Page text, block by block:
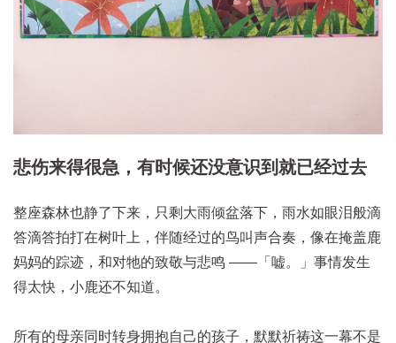
悲伤来得很急，有时候还没意识到就已经过去
整座森林也静了下来，只剩大雨倾盆落下，雨水如眼泪般滴
答滴答拍打在树叶上，伴随经过的鸟叫声合奏，像在掩盖鹿
妈妈的踪迹，和对牠的致敬与悲鸣 ——「嘘。」事情发生
得太快，小鹿还不知道。
所有的母亲同时转身拥抱自己的孩子，默默祈祷这一幕不是